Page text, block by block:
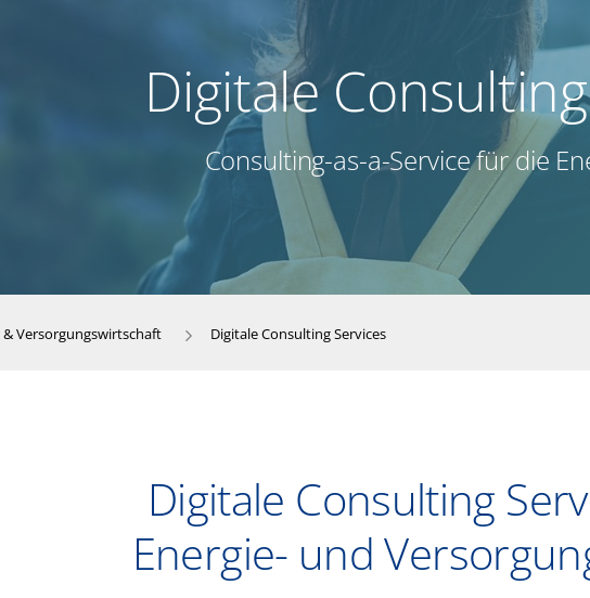
Digitale
Consulting-as-a-Service ​für die
& Versorgungswirtschaft Digitale Consulting Services
Digitale Consulting
Energie- und